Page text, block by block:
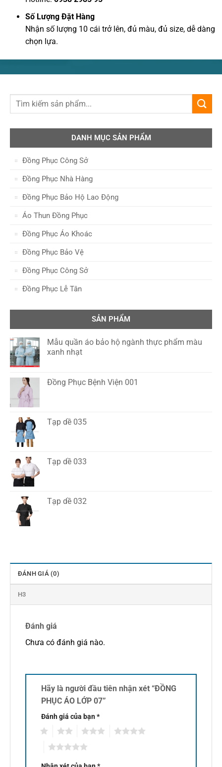
Số Lượng Đặt Hàng
Nhận số lượng 10 cái trở lên, đủ màu, đủ size, dễ dàng
chọn lựa.
DANH MỤC SẢN PHẨM
Đồng Phục Công Sở
Đồng Phục Nhà Hàng
Đồng Phục Bảo Hộ Lao Động
Áo Thun Đồng Phục
Đồng Phục Áo Khoác
Đồng Phục Bảo Vệ
Đồng Phục Công Sở
Đồng Phục Lễ Tân
SẢN PHẨM
Mẫu quần áo bảo hộ ngành thực phẩm màu
xanh nhạt
Đồng Phục Bệnh Viện 001
Tạp dề 035
Tạp dề 033
Tạp dề 032
ĐÁNH GIÁ (0)
H3
Đánh giá
Chưa có đánh giá nào.
Hãy là người đầu tiên nhận xét “ĐỒNG
PHỤC ÁO LỚP 07”
Đánh giá của bạn*